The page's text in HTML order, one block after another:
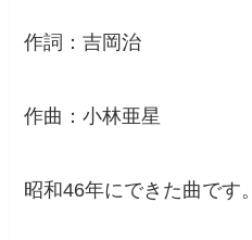
作詞：吉岡治
作曲：小林亜星
昭和46年にできた曲です。